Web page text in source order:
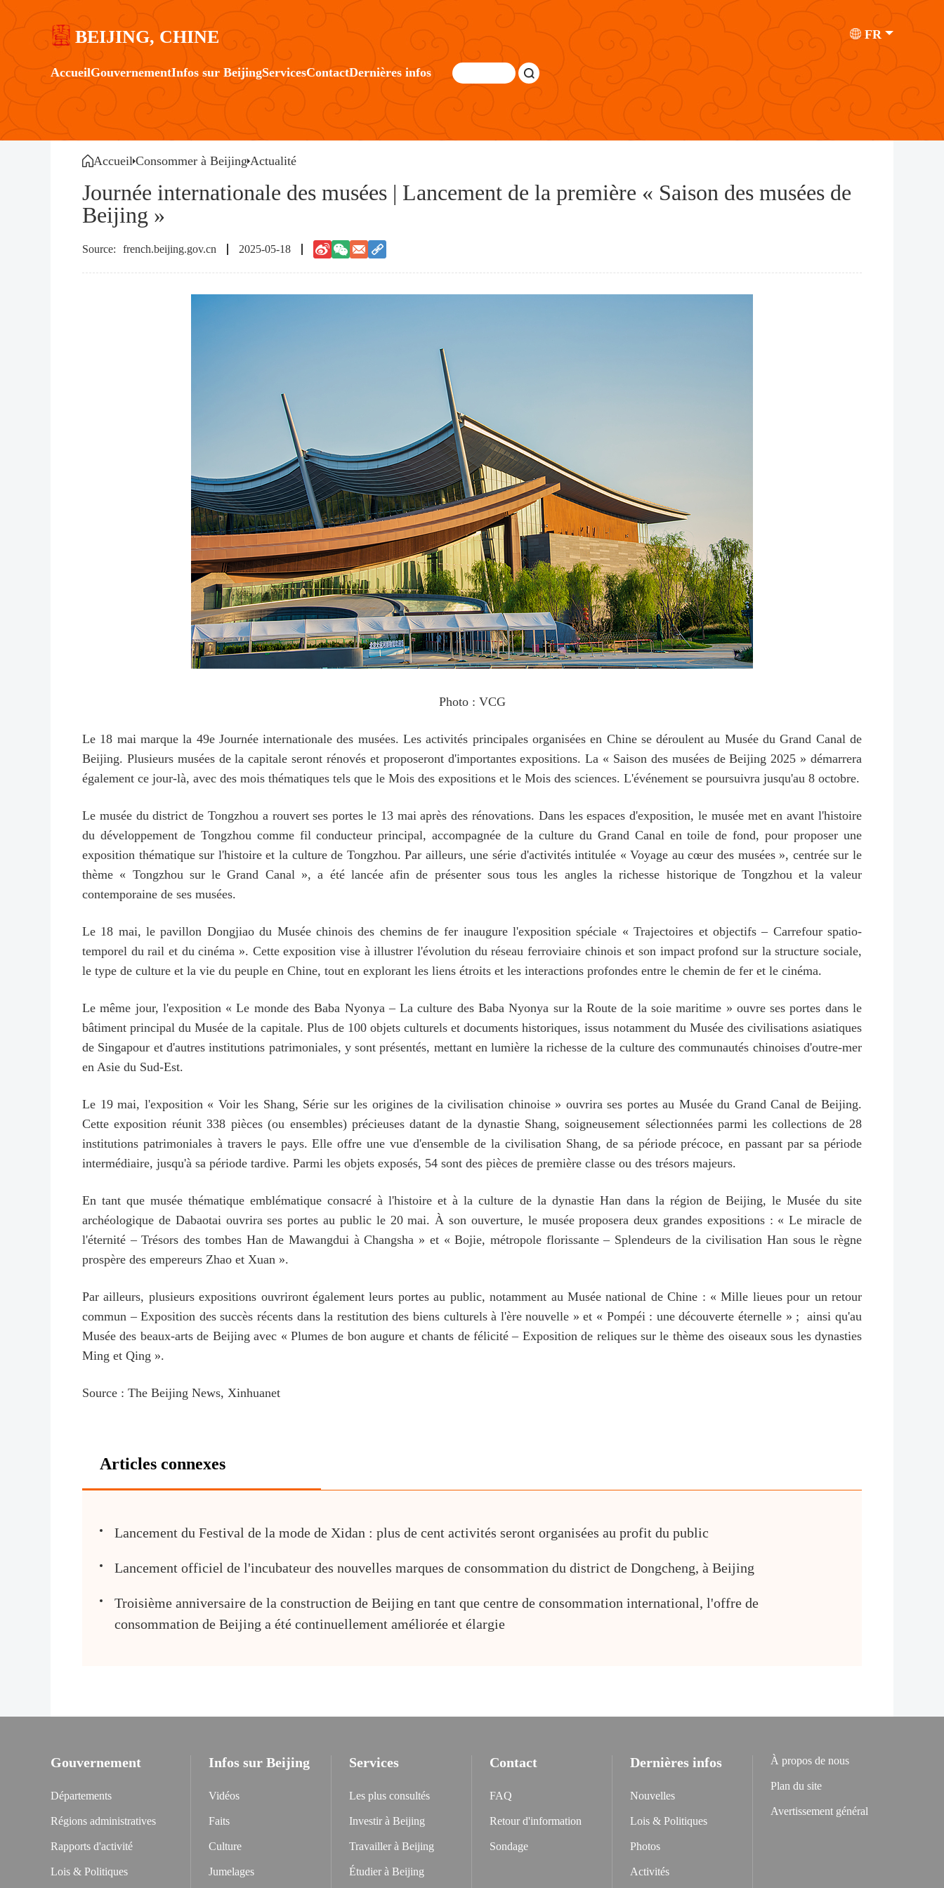
BEIJING, CHINE FR
AccueilGouvernementInfos sur BeijingServicesContactDernières infos
Accueil Consommer à Beijing Actualité
Journée internationale des musées | Lancement de la première « Saison des musées de
Beijing »
french.beijing.gov.cn 2025-05-18
Photo : VCG
Le 18 mai marque la 49e Journée internationale des musées. Les activités principales organisées en Chine se déroulent au Musée du Grand Canal de
Beijing. Plusieurs musées de la capitale seront rénovés et proposeront d'importantes expositions. La « Saison des musées de Beijing 2025 » démarrera
également ce jour-là, avec des mois thématiques tels que le Mois des expositions et le Mois des sciences. L'événement se poursuivra jusqu'au 8 octobre.
Le musée du district de Tongzhou a rouvert ses portes le 13 mai après des rénovations. Dans les espaces d'exposition, le musée met en avant l'histoire
du développement de Tongzhou comme fil conducteur principal, accompagnée de la culture du Grand Canal en toile de fond, pour proposer une
exposition thématique sur l'histoire et la culture de Tongzhou. Par ailleurs, une série d'activités intitulée « Voyage au cœur des musées », centrée sur le
thème « Tongzhou sur le Grand Canal », a été lancée afin de présenter sous tous les angles la richesse historique de Tongzhou et la valeur
contemporaine de ses musées.
Le 18 mai, le pavillon Dongjiao du Musée chinois des chemins de fer inaugure l'exposition spéciale « Trajectoires et objectifs – Carrefour spatio-
temporel du rail et du cinéma ». Cette exposition vise à illustrer l'évolution du réseau ferroviaire chinois et son impact profond sur la structure sociale,
le type de culture et la vie du peuple en Chine, tout en explorant les liens étroits et les interactions profondes entre le chemin de fer et le cinéma.
Le même jour, l'exposition « Le monde des Baba Nyonya – La culture des Baba Nyonya sur la Route de la soie maritime » ouvre ses portes dans le
bâtiment principal du Musée de la capitale. Plus de 100 objets culturels et documents historiques, issus notamment du Musée des civilisations asiatiques
de Singapour et d'autres institutions patrimoniales, y sont présentés, mettant en lumière la richesse de la culture des communautés chinoises d'outre-mer
en Asie du Sud-Est.
Le 19 mai, l'exposition « Voir les Shang, Série sur les origines de la civilisation chinoise » ouvrira ses portes au Musée du Grand Canal de Beijing.
Cette exposition réunit 338 pièces (ou ensembles) précieuses datant de la dynastie Shang, soigneusement sélectionnées parmi les collections de 28
institutions patrimoniales à travers le pays. Elle offre une vue d'ensemble de la civilisation Shang, de sa période précoce, en passant par sa période
intermédiaire, jusqu'à sa période tardive. Parmi les objets exposés, 54 sont des pièces de première classe ou des trésors majeurs.
En tant que musée thématique emblématique consacré à l'histoire et à la culture de la dynastie Han dans la région de Beijing, le Musée du site
archéologique de Dabaotai ouvrira ses portes au public le 20 mai. À son ouverture, le musée proposera deux grandes expositions : « Le miracle de
l'éternité – Trésors des tombes Han de Mawangdui à Changsha » et « Bojie, métropole florissante – Splendeurs de la civilisation Han sous le règne
prospère des empereurs Zhao et Xuan ».
Par ailleurs, plusieurs expositions ouvriront également leurs portes au public, notamment au Musée national de Chine : « Mille lieues pour un retour
commun – Exposition des succès récents dans la restitution des biens culturels à l'ère nouvelle » et « Pompéi : une découverte éternelle » ; ainsi qu'au
Musée des beaux-arts de Beijing avec « Plumes de bon augure et chants de félicité – Exposition de reliques sur le thème des oiseaux sous les dynasties
Ming et Qing ».
Source : The Beijing News, Xinhuanet
Articles connexes
Lancement du Festival de la mode de Xidan : plus de cent activités seront organisées au profit du public
Lancement officiel de l'incubateur des nouvelles marques de consommation du district de Dongcheng, à Beijing
Troisième anniversaire de la construction de Beijing en tant que centre de consommation international, l'offre de
consommation de Beijing a été continuellement améliorée et élargie
Gouvernement
Départements
Régions administratives
Rapports d'activité
Lois & Politiques
Infos sur Beijing
Vidéos
Faits
Culture
Jumelages
Services
Les plus consultés
Investir à Beijing
Travailler à Beijing
Étudier à Beijing
Contact
FAQ
Retour d'information
Sondage
Dernières infos
Nouvelles
Lois & Politiques
Photos
Activités
À propos de nous
Plan du site
Avertissement général